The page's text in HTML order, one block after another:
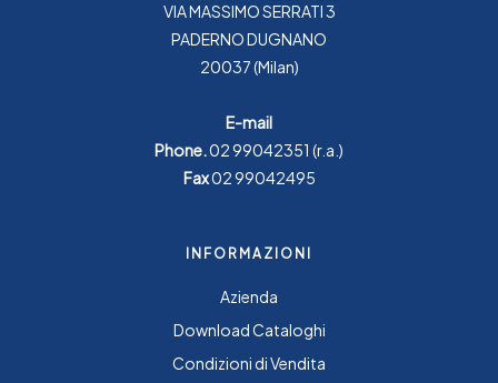
VIA MASSIMO SERRATI 3
PADERNO DUGNANO
20037 (Milan)
E-mail
Phone.02 99042351 (r.a.)
Fax02 99042495
INFORMAZIONI
Azienda
Download Cataloghi
Condizioni di Vendita